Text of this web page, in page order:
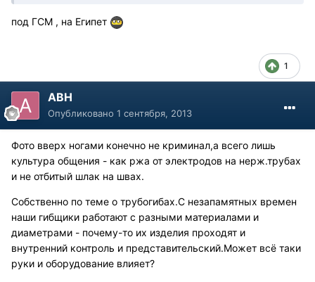
под ГСМ , на Египет
1
АВН
Опубликовано 1 сентября, 2013
Фото вверх ногами конечно не криминал,а всего лишь
культура общения - как ржа от электродов на нерж.трубах
и не отбитый шлак на швах.
Собственно по теме о трубогибах.С незапамятных времен
наши гибщики работают с разными материалами и
диаметрами - почему-то их изделия проходят и
внутренний контроль и представительский.Может всё таки
руки и оборудование влияет?